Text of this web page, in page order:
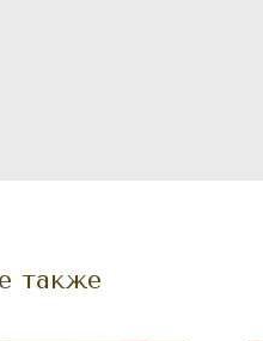
также